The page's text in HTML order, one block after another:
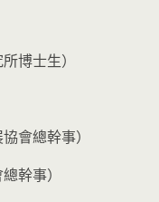
博士生）
會總幹事）
幹事）